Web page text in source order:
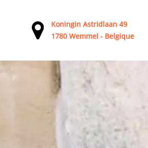
Koningin Astridlaan 49
1780 Wemmel - Belgique